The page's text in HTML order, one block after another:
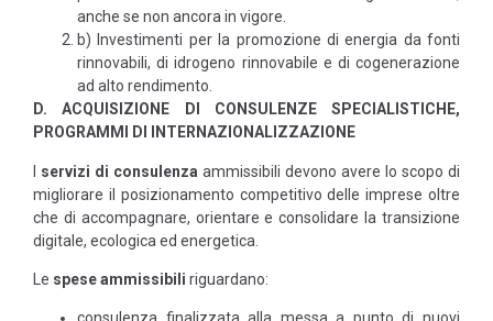
anche se non ancora in vigore.
b) Investimenti per la promozione di energia da fonti
rinnovabili, di idrogeno rinnovabile e di cogenerazione
ad alto rendimento.
D. ACQUISIZIONE DI CONSULENZE SPECIALISTICHE,
PROGRAMMI DI INTERNAZIONALIZZAZIONE
servizi di consulenza ammissibili devono avere lo scopo di
migliorare il posizionamento competitivo delle imprese oltre
che di accompagnare, orientare e consolidare la transizione
digitale, ecologica ed energetica.
Le spese ammissibili riguardano: